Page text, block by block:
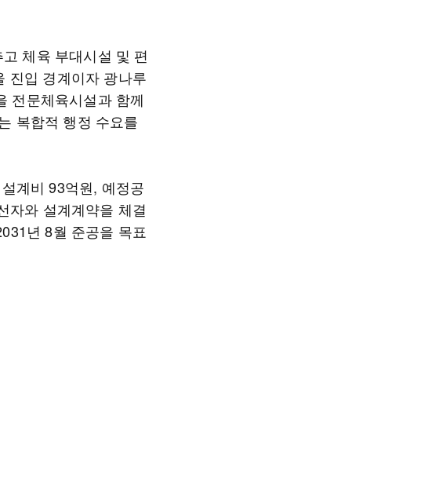
체육 부대시설 및 편
진입 경계이자 광나루
전문체육시설과 함께
복합적 행정 수요를
계비 93억원, 예정공
자와 설계계약을 체결
년 8월 준공을 목표